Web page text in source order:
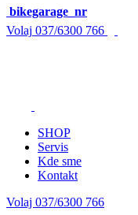
bikegarage_nr
Volaj 037/6300 766
SHOP
Servis
Kde sme
Kontakt
Volaj 037/6300 766